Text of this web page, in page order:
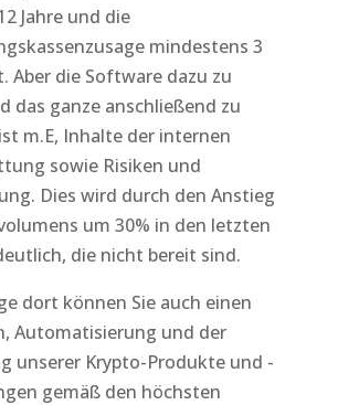
Jahre und die
mindestens 3
Aber die Software dazu zu
das ganze anschließend zu
m.E, Inhalte der internen
sowie Risiken und
Dies wird durch den Anstieg
um 30% in den letzten
die nicht bereit sind.
dort können Sie auch einen
Automatisierung und der
unserer Krypto-Produkte und -
gemäß den höchsten